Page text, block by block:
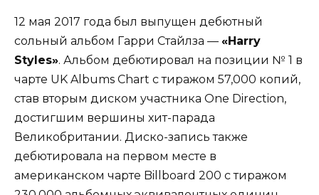
12 мая 2017 года был выпущен дебютный
сольный альбом Гарри Стайлза — «Harry
Styles». Альбом дебютировал на позиции № 1 в
чарте UK Albums Chart с тиражом 57,000 копий,
став вторым диском участника One Direction,
достигшим вершины хит-парада
Великобритании. Диско-запись также
дебютировала на первом месте в
американском чарте Billboard 200 с тиражом